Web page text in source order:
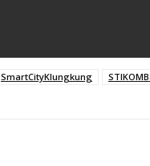
SmartCityKlungkung